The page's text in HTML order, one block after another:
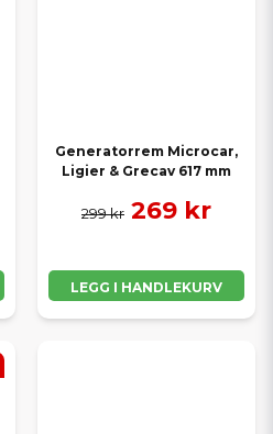
Generatorrem Microcar,
Ligier & Grecav 617 mm
299 kr 269 kr
LEGG I HANDLEKURV